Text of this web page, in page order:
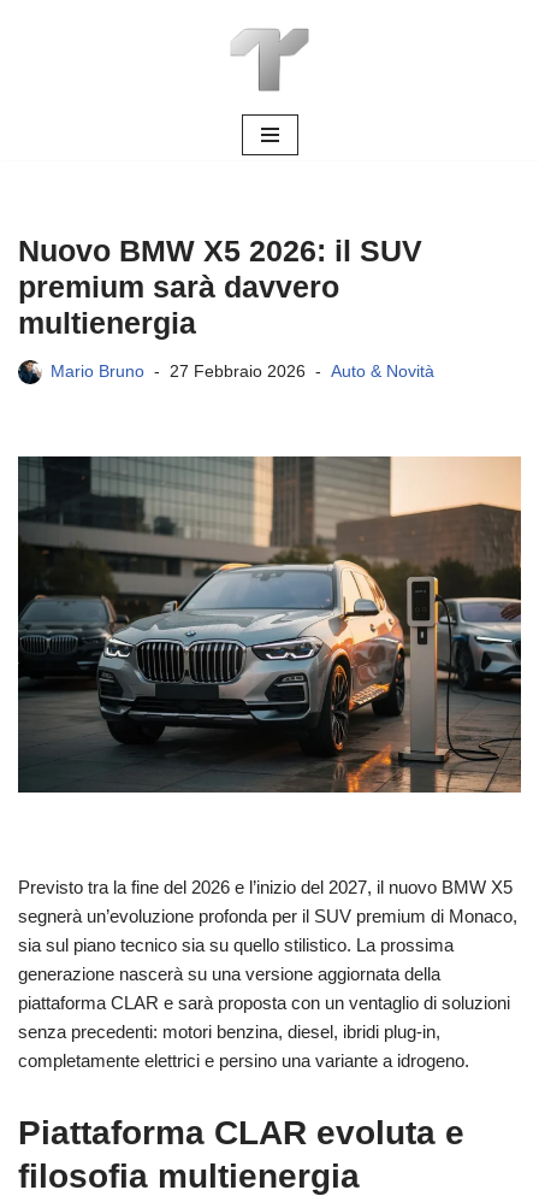
Nuovo BMW X5 2026: il SUV
premium sarà davvero
multienergia
Mario Bruno 27 Febbraio 2026 Auto & Novità
Previsto tra la fine del 2026 e l’inizio del 2027, il nuovo BMW X5
segnerà un’evoluzione profonda per il SUV premium di Monaco,
sia sul piano tecnico sia su quello stilistico. La prossima
generazione nascerà su una versione aggiornata della
piattaforma CLAR e sarà proposta con un ventaglio di soluzioni
senza precedenti: motori benzina, diesel, ibridi plug-in,
completamente elettrici e persino una variante a idrogeno.
Piattaforma CLAR evoluta e
filosofia multienergia